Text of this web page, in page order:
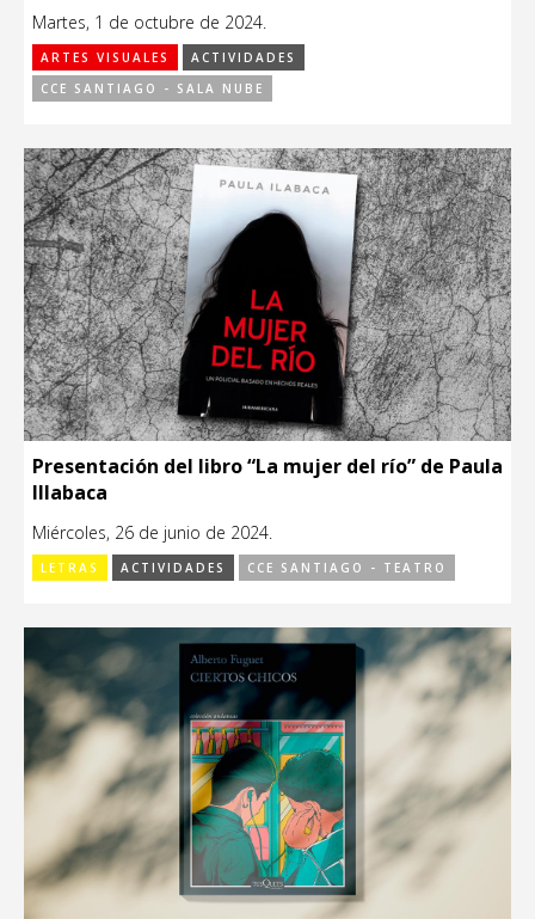
Martes, 1 de octubre de 2024.
ARTES VISUALES
ACTIVIDADES
CCE SANTIAGO - SALA NUBE
Presentación del libro “La mujer del río” de Paula
Illabaca
Miércoles, 26 de junio de 2024.
LETRAS ACTIVIDADES CCE SANTIAGO - TEATRO